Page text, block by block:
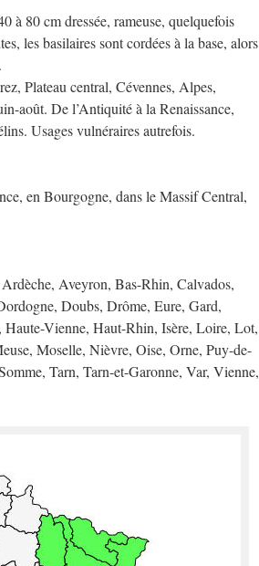
à 80 cm dressée, rameuse, quelquefois
les basilaires sont cordées à la base, alors
Plateau central, Cévennes, Alpes,
août. De l’Antiquité à la Renaissance,
Usages vulnéraires autrefois.
en Bourgogne, dans le Massif Central,
Aveyron, Bas-Rhin, Calvados,
Doubs, Drôme, Eure, Gard,
Vienne, Haut-Rhin, Isère, Loire, Lot,
Moselle, Nièvre, Oise, Orne, Puy-de-
Tarn, Tarn-et-Garonne, Var, Vienne,